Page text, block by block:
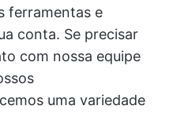
ferramentas e
conta. Se precisar
com nossa equipe
uma variedade